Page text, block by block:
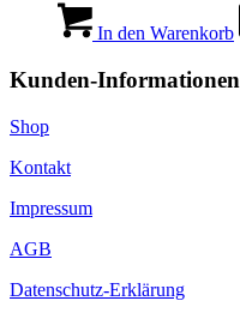
In den Warenkorb
Kunden-Informationen
Shop
Kontakt
Impressum
AGB
Datenschutz-Erklärung